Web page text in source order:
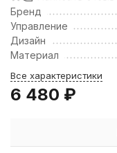
Бренд
Управление
Дизайн
Материал
Все характеристики
6 480 ₽